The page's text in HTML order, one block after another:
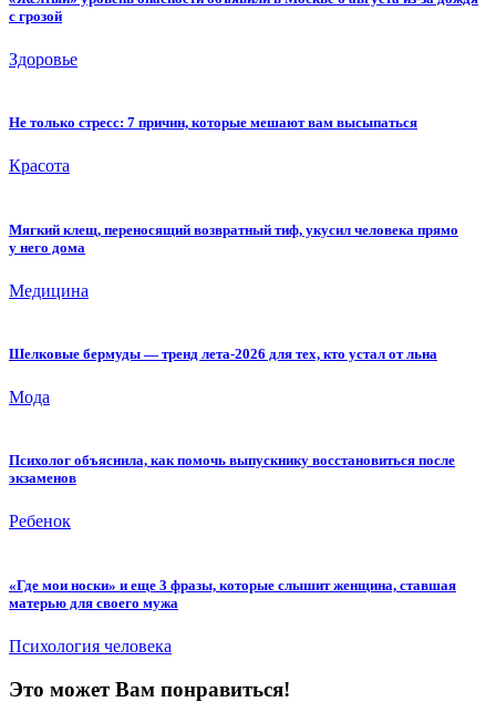
с грозой
Здоровье
Не только стресс: 7 причин, которые мешают вам высыпаться
Красота
Мягкий клещ, переносящий возвратный тиф, укусил человека прямо
у него дома
Медицина
Шелковые бермуды — тренд лета-2026 для тех, кто устал от льна
Мода
Психолог объяснила, как помочь выпускнику восстановиться после
экзаменов
Ребенок
«Где мои носки» и еще 3 фразы, которые слышит женщина, ставшая
матерью для своего мужа
Психология человека
Это может Вам понравиться!